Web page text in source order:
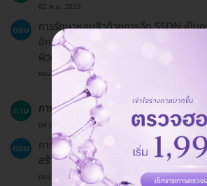
02 พ.ย. 2023
ตอบ
การรักษาหลุมสิวด้วยการฉีด SSDN เป็น
อักเสบของสิวและกระตุ้นการเจริญเติบโต
ผิวดูเรียบเนียนและมีสุขภาพดีขึ้น
ตอบโดยทีมงาน HD
ถาม การฉีด SSDN ทำงานอย่างไร?
04 ส.ค. 2024
ตอบ
การฉีด SSDN เป็นการใช้สารที่ช่วยลดกา
สร้างเซลล์ผิวใหม่ ทำให้ผิวเรียบเนียนและ
ตอบโดยทีมงาน HD